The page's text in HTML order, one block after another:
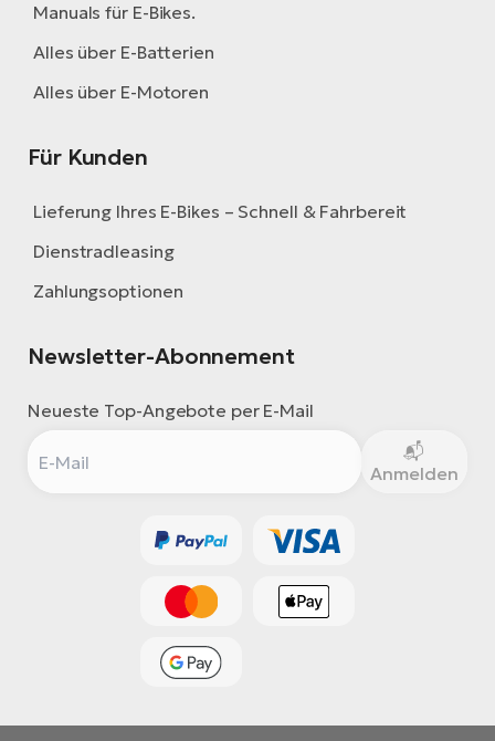
Manuals für E-Bikes.
Alles über E-Batterien
Alles über E-Motoren
Für Kunden
Lieferung Ihres E-Bikes – Schnell & Fahrbereit
Dienstradleasing
Zahlungsoptionen
Newsletter-Abonnement
Neueste Top-Angebote per E-Mail
Anmelden